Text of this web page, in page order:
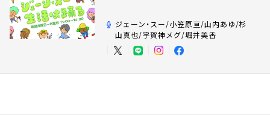
ジェーン・スー/小笠原亘/山内あゆ/杉
山真也/宇賀神メグ/堀井美香